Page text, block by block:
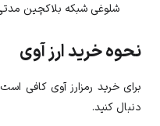
شلوغی شبکه بلاکچین
نحوه خرید ارز آوی
برای خرید رمزارز آوی کافی
دنبال کنید.